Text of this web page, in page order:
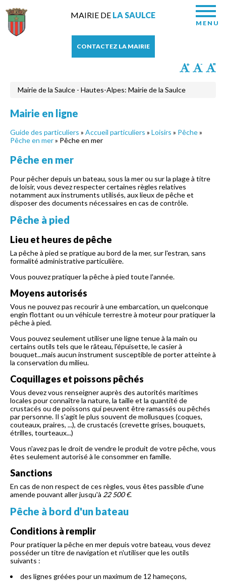
MAIRIE DE LA SAULCE
MENU
CONTACTEZ LA MAIRIE
Mairie de la Saulce - Hautes-Alpes: Mairie de la Saulce
Mairie en ligne
Guide des particuliers » Accueil particuliers » Loisirs » Pêche»
Pêche en mer» Pêche en mer
Pêche en mer
Pour pêcher depuis un bateau, sous la mer ou sur la plage à titre
de loisir, vous devez respecter certaines règles relatives
notamment aux instruments utilisés, aux lieux de pêche et
disposer des documents nécessaires en cas de contrôle.
Pêche à pied
Lieu et heures de pêche
La pêche à pied se pratique au bord de la mer, sur l'estran, sans
formalité administrative particulière.
Vous pouvez pratiquer la pêche à pied toute l'année.
Moyens autorisés
Vous ne pouvez pas recourir à une embarcation, un quelconque
engin flottant ou un véhicule terrestre à moteur pour pratiquer la
pêche à pied.
Vous pouvez seulement utiliser une ligne tenue à la main ou
certains outils tels que le râteau, l'épuisette, le casier à
bouquet...mais aucun instrument susceptible de porter atteinte à
la conservation du milieu.
Coquillages et poissons pêchés
Vous devez vous renseigner auprès des autorités maritimes
locales pour connaître la nature, la taille et la quantité de
crustacés ou de poissons qui peuvent être ramassés ou pêchés
par personne. Il s'agit le plus souvent de mollusques (coques,
couteaux, praires, ...), de crustacés (crevette grises, bouquets,
étrilles, tourteaux...)
Vous n'avez pas le droit de vendre le produit de votre pêche, vous
êtes seulement autorisé à le consommer en famille.
Sanctions
En cas de non respect de ces règles, vous êtes passible d'une
amende pouvant aller jusqu'à 22 500 €.
Pêche à bord d'un bateau
Conditions à remplir
Pour pratiquer la pêche en mer depuis votre bateau, vous devez
posséder un titre de navigation et n'utiliser que les outils
suivants :
des lignes gréées pour un maximum de 12 hameçons,